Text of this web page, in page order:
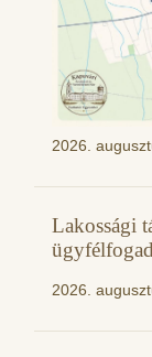
2026.
Lakossági
2026.